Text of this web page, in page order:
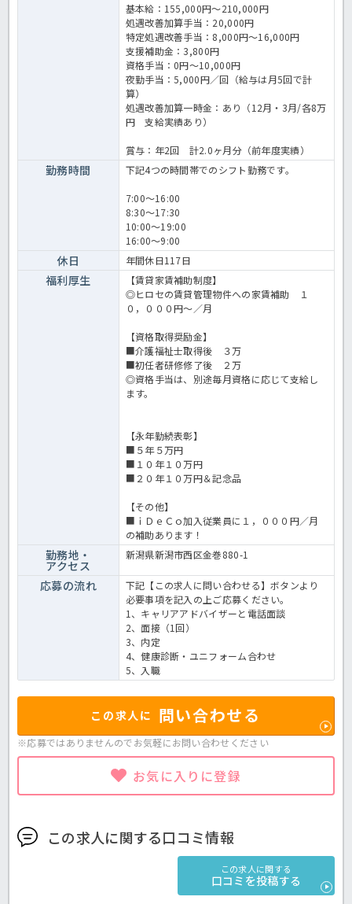
基本給：155,000円～210,000円
処遇改善加算手当：20,000円
特定処遇改善手当：8,000円～16,000円
支援補助金：3,800円
資格手当：0円～10,000円
夜勤手当：5,000円／回（給与は月5回で計
算）
処遇改善加算一時金：あり（12月・3月/各8万
円 支給実績あり）
賞与：年2回 計2.0ヶ月分（前年度実績）
勤務時間 下記4つの時間帯でのシフト勤務です。
7:00～16:00
8:30～17:30
10:00～19:00
16:00～9:00
休日 年間休日117日
福利厚生
【賃貸家賃補助制度】
◎ヒロセの賃貸管理物件への家賃補助 １
０，０００円～／月
【資格取得奨励金】
■介護福祉士取得後 ３万
■初任者研修修了後 ２万
◎資格手当は、別途毎月資格に応じて支給し
ます。
【永年勤続表彰】
■５年５万円
■１０年１０万円
■２０年１０万円＆記念品
【その他】
■ｉＤｅＣｏ加入従業員に１，０００円／月
の補助あります！
勤務地・
アクセス
新潟県新潟市西区金巻880-1
応募の流れ
下記【この求人に問い合わせる】ボタンより
必要事項を記入の上ご応募ください。
1、キャリアアドバイザーと電話面談
2、面接（1回）
3、内定
4、健康診断・ユニフォーム合わせ
5、入職
この求人に 問い合わせる
※応募ではありませんのでお気軽にお問い合わせください
お気に入りに登録
この求人に関する口コミ情報
この求人に関する
口コミを投稿する